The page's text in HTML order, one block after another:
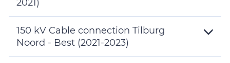
2021)
Details
150 kV Cable connection Tilburg
Noord - Best (2021-2023)